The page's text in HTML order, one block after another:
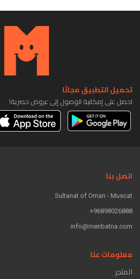
تحميل التطبيق مجانًا
احصل على إمكانية الوصول إلى عروض حصرية!
اتصل بنا
Sultanat of Oman - Muscat
96898026888+
info@menbatna.com
معلومات عنا
المتجر